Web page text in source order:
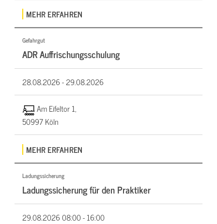
MEHR ERFAHREN
Gefahrgut
ADR Auffrischungsschulung
28.08.2026 -29.08.2026
Am Eifeltor 1,
50997 Köln
MEHR ERFAHREN
Ladungssicherung
Ladungssicherung für den Praktiker
29.08.202608:00 - 16:00